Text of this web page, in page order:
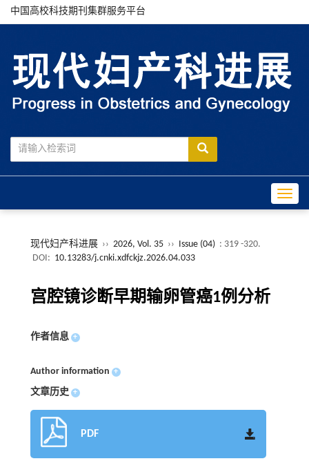
中国高校科技期刊集群服务平台
现代妇产科进展 ›› 2026, Vol. 35 ›› Issue (04) : 319 -320.
DOI: 10.13283/j.cnki.xdfckjz.2026.04.033
宫腔镜诊断早期输卵管癌1例分析
作者信息 +
Author information +
文章历史 +
PDF